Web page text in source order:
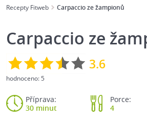
Recepty Fitweb Carpaccio ze žampionů
Carpaccio ze
3.6
hodnoceno:5
Příprava:
30 minut
Porce:
4